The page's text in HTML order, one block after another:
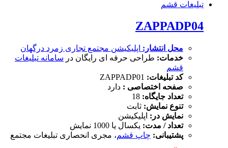
ZAPPADP04
محل انتشار: اپلیکیشن مجتمع تجاری زمرد درگهان
خدمات: طراحی حرفه ای رایگان در سامانه تبلیغات
قشم
کد تبلیغات:
صفحه اختصاصی : دارد
تعداد جایگاه:
تنوع نمایش: ثابت
نمایش در: اپلیکیشن
تعداد / مدت: یکسال یا 1000 نمایش
پشتیبانی: چاپ قشم، مجری انحصاری تبلیغات مجتمع